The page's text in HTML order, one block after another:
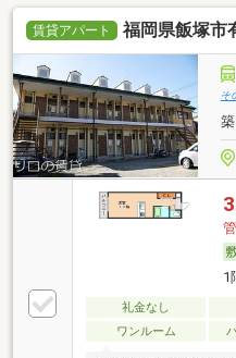
賃貸アパート 福岡県飯塚市
そ
1
礼金なし
ワンルーム